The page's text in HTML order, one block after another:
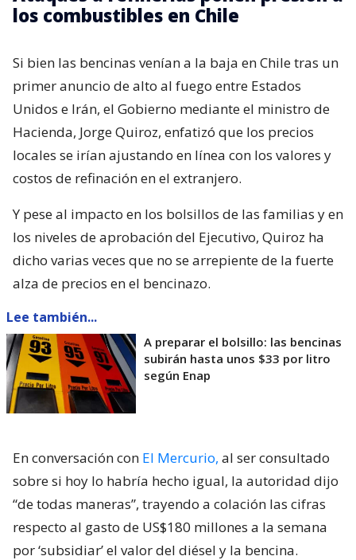
los combustibles en Chile
Si bien las bencinas venían a la baja en Chile tras un
primer anuncio de alto al fuego entre Estados
Unidos e Irán, el Gobierno mediante el ministro de
Hacienda, Jorge Quiroz, enfatizó que los precios
locales se irían ajustando en línea con los valores y
costos de refinación en el extranjero.
Y pese al impacto en los bolsillos de las familias y en
los niveles de aprobación del Ejecutivo, Quiroz ha
dicho varias veces que no se arrepiente de la fuerte
alza de precios en el bencinazo.
Lee también...
A preparar el bolsillo: las bencinas
subirán hasta unos $33 por litro
según Enap
En conversación con El Mercurio, al ser consultado
sobre si hoy lo habría hecho igual, la autoridad dijo
“de todas maneras”, trayendo a colación las cifras
respecto al gasto de US$180 millones a la semana
por ‘subsidiar’ el valor del diésel y la bencina.